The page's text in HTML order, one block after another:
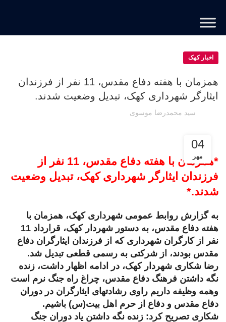
اخبار کهک
همزمان با هفته دفاع مقدس، 11 نفر از فرزندان
ایثارگر شهرداری کهک، تبدیل وضعیت شدند.
سید محمدرضا موسوی
04
مهر
*همزمان با هفته دفاع مقدس، 11 نفر از
فرزندان ایثارگر شهرداری کهک، تبدیل وضعیت
شدند.*
به گزارش روابط عمومی شهرداری کهک، همزمان با
هفته دفاع مقدس، به دستور شهردار کهک، قرارداد 11
نفر از کارگران شهرداری که از فرزندان ایثارگران دفاع
مقدس بودند، از شرکتی به رسمی قطعی تبدیل شد.
رضا شکاری شهردار کهک، در ادامه اظهار داشت، زنده
نگه داشتن فرهنگ دفاع مقدس، چراغ راه جنگ نرم است
وهمه وظیفه داریم راوی رشادتهای ایثارگران در دوران
دفاع مقدس و دفاع از حرم اهل بیت(س) باشیم.
شکاری تصریح کرد: زنده نگه داشتن یاد دوران جنگ